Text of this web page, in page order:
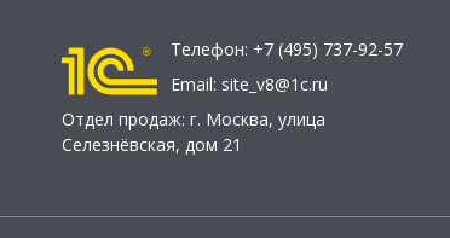
Телефон: +7 (495) 737-92-57
Email: site_v8@1c.ru
Отдел продаж: г. Москва, улица
Селезнёвская, дом 21